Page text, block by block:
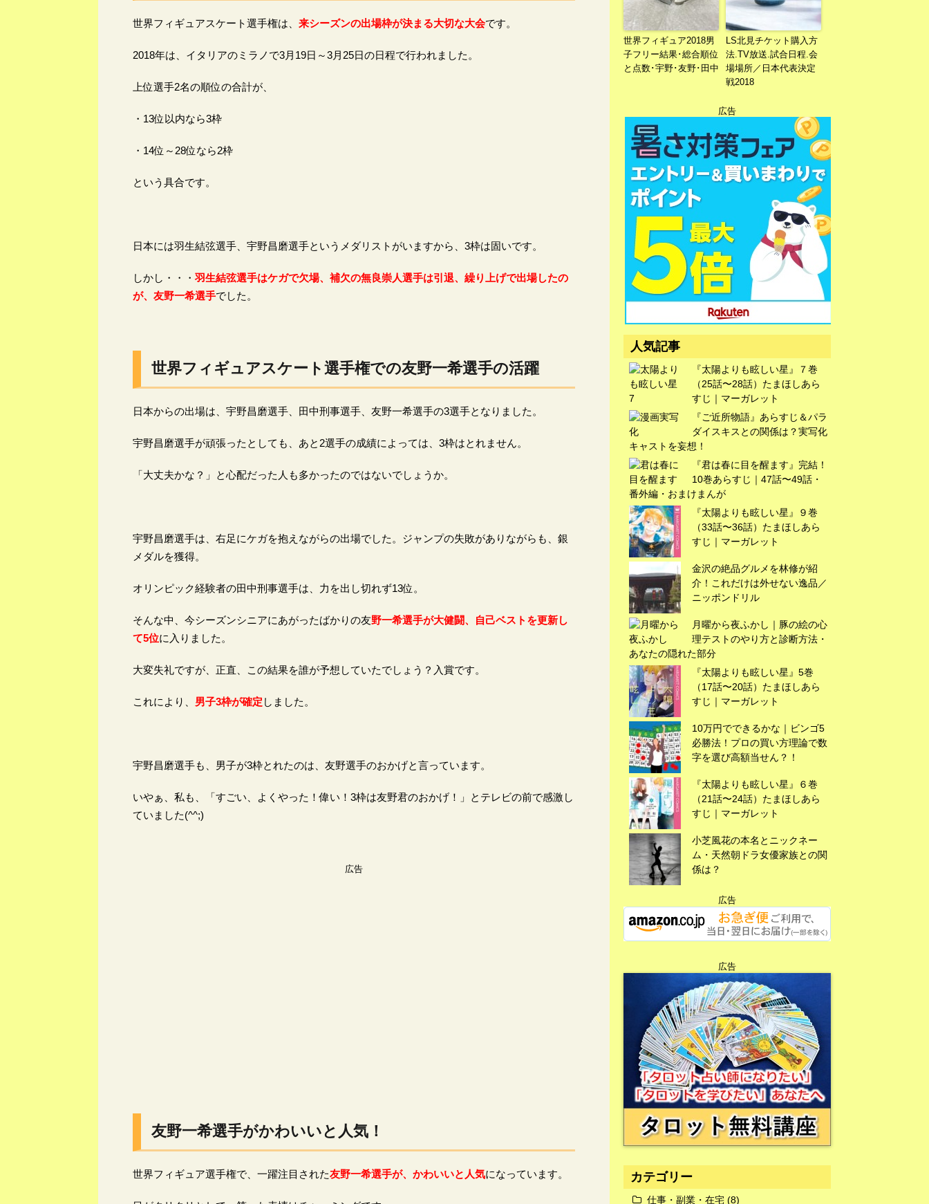
世界フィギュアスケート選手権は、 来シーズンの出場枠が決まる大切な大会です。
2018年は、イタリアのミラノで3月19日～3月25日の日程で行われました。
上位選手2名の順位の合計が、
・13位以内なら3枠
・14位～28位なら2枠
という具合です。
日本には羽生結弦選手、宇野昌磨選手というメダリストがいますから、3枠は固いです。
しかし・・・ 羽生結弦選手はケガで欠場、補欠の無良崇人選手は引退、繰り上げで出場したの
が、友野一希選手でした。
世界フィギュアスケート選手権での友野一希選手の活躍
日本からの出場は、宇野昌磨選手、田中刑事選手、友野一希選手の3選手となりました。
宇野昌磨選手が頑張ったとしても、あと2選手の成績によっては、3枠はとれません。
「大丈夫かな？」と心配だった人も多かったのではないでしょうか。
宇野昌磨選手は、右足にケガを抱えながらの出場でした。ジャンプの失敗がありながらも、銀
メダルを獲得。
オリンピック経験者の田中刑事選手は、力を出し切れず13位。
そんな中、今シーズンシニアにあがったばかりの友野一希選手が大健闘、自己ベストを更新し
て5位に入りました。
大変失礼ですが、正直、この結果を誰が予想していたでしょう？入賞です。
これにより、 男子3枠が確定 しました。
宇野昌磨選手も、男子が3枠とれたのは、友野選手のおかげと言っています。
いやぁ、私も、「すごい、よくやった！偉い！3枠は友野君のおかげ！」とテレビの前で感激し
ていました(^^;)
広告
友野一希選手がかわいいと人気！
世界フィギュア選手権で、一躍注目された友野一希選手が、かわいいと人気になっています。
世界フィギュア2018男
子フリー結果･総合順位
と点数･宇野･友野･田中
LS北見チケット購入方
法.TV放送.試合日程.会
場場所／日本代表決定
戦2018
広告
広告
広告
広告
人気記事
『太陽よりも眩しい星』７巻
（25話〜28話）たまほしあら
すじ｜マーガレット
『ご近所物語』あらすじ＆パラ
ダイスキスとの関係は？実写化
キャストを妄想！
『君は春に目を醒ます』完結！
10巻あらすじ｜47話〜49話・
番外編・おまけまんが
『太陽よりも眩しい星』９巻
（33話〜36話）たまほしあら
すじ｜マーガレット
金沢の絶品グルメを林修が紹
介！これだけは外せない逸品／
ニッポンドリル
月曜から夜ふかし｜豚の絵の心
理テストのやり方と診断方法・
あなたの隠れた部分
『太陽よりも眩しい星』5巻
（17話〜20話）たまほしあら
すじ｜マーガレット
10万円でできるかな｜ビンゴ5
必勝法！プロの買い方理論で数
字を選び高額当せん？！
『太陽よりも眩しい星』６巻
（21話〜24話）たまほしあら
すじ｜マーガレット
小芝風花の本名とニックネー
ム・天然朝ドラ女優家族との関
係は？
広告
広告
カテゴリー
仕事・副業・在宅 (8)